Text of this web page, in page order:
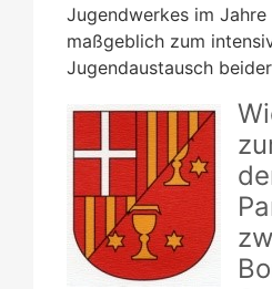
Jugendwerkes im
maßgeblich zum
Jugendaustausch